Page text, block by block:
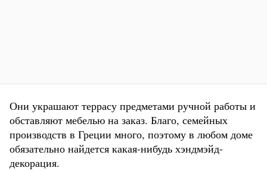
Они украшают террасу предметами ручной работы и
обставляют мебелью на заказ. Благо, семейных
производств в Греции много, поэтому в любом доме
обязательно найдется какая-нибудь хэндмэйд-
декорация.